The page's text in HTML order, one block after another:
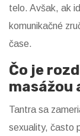
telo. Avšak, ak
komunikačné
čase.
Čo je
masážou
Tantra sa
sexuality, často